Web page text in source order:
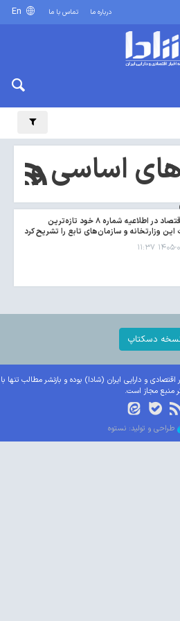
درباره ما تماس با ما
اساسی و
وزارت اقتصاد در اطلاعیه شماره ۸ خود تازه‌ترین
این وزارتخانه و سازمان‌های تابع را تشریح کرد
۰۹ ۱۱:۳۷
دسکتاپ
و دارایی ایران (شادا) بوده و بازنشر مطالب تنها با
منبع مجاز است.
طراحی و تولید: نستوه